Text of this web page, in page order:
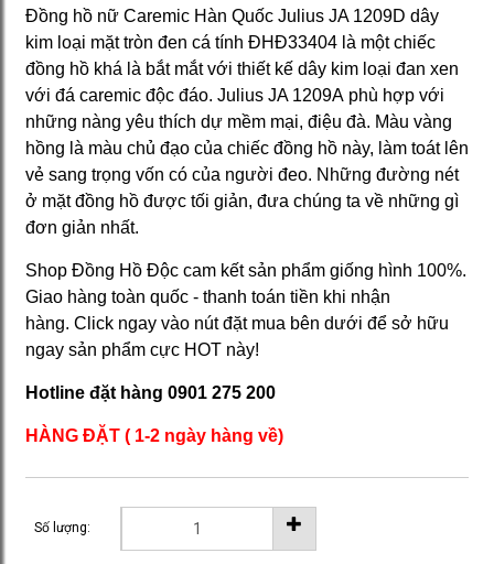
Đồng hồ nữ Caremic Hàn Quốc Julius JA 1209D dây
kim loại mặt tròn đen cá tính ĐHĐ33404 là một chiếc
đồng hồ khá là bắt mắt với thiết kế dây kim loại đan xen
với đá caremic độc đáo. Julius JA 1209A phù hợp với
những nàng yêu thích dự mềm mại, điệu đà. Màu vàng
hồng là màu chủ đạo của chiếc đồng hồ này, làm toát lên
vẻ sang trọng vốn có của người đeo. Những đường nét
ở mặt đồng hồ được tối giản, đưa chúng ta về những gì
đơn giản nhất.
Shop Đồng Hồ Độc cam kết sản phẩm giống hình 100%.
Giao hàng toàn quốc - thanh toán tiền khi nhận
hàng. Click ngay vào nút đặt mua bên dưới để sở hữu
ngay sản phẩm cực HOT này!
Hotline đặt hàng 0901 275 200
HÀNG ĐẶT ( 1-2 ngày hàng về)
Số lượng: